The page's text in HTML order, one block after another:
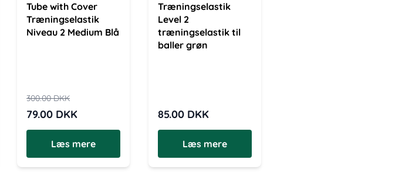
Tube with Cover
Træningselastik
Niveau 2 Medium Blå
300.00DKK
79.00 DKK
Læs mere
Træningselastik
Level 2
træningselastik til
baller grøn
85.00 DKK
Læs mere